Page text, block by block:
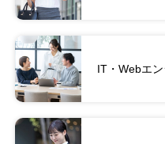
IT・Webエ